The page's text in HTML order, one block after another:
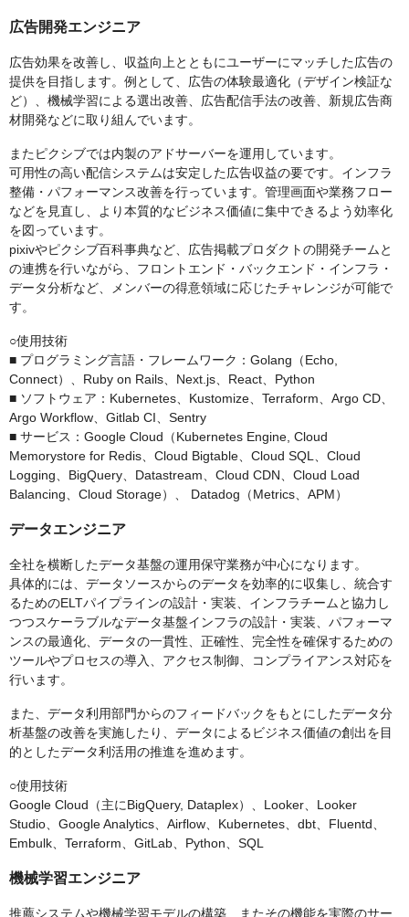
広告開発エンジニア
広告効果を改善し、収益向上とともにユーザーにマッチした広告の
提供を目指します。例として、広告の体験最適化（デザイン検証な
ど）、機械学習による選出改善、広告配信手法の改善、新規広告商
材開発などに取り組んでいます。
またピクシブでは内製のアドサーバーを運用しています。
可用性の高い配信システムは安定した広告収益の要です。インフラ
整備・パフォーマンス改善を行っています。管理画面や業務フロー
などを見直し、より本質的なビジネス価値に集中できるよう効率化
を図っています。
pixivやピクシブ百科事典など、広告掲載プロダクトの開発チームと
の連携を行いながら、フロントエンド・バックエンド・インフラ・
データ分析など、メンバーの得意領域に応じたチャレンジが可能で
す。
○使用技術
■ プログラミング言語・フレームワーク：Golang（Echo,
Connect）、Ruby on Rails、Next.js、React、Python
■ ソフトウェア：Kubernetes、Kustomize、Terraform、Argo CD、
Argo Workflow、Gitlab CI、Sentry
■ サービス：Google Cloud（Kubernetes Engine, Cloud
Memorystore for Redis、Cloud Bigtable、Cloud SQL、Cloud
Logging、BigQuery、Datastream、Cloud CDN、Cloud Load
Balancing、Cloud Storage）、 Datadog（Metrics、APM）
データエンジニア
全社を横断したデータ基盤の運用保守業務が中心になります。
具体的には、データソースからのデータを効率的に収集し、統合す
るためのELTパイプラインの設計・実装、インフラチームと協力し
つつスケーラブルなデータ基盤インフラの設計・実装、パフォーマ
ンスの最適化、データの一貫性、正確性、完全性を確保するための
ツールやプロセスの導入、アクセス制御、コンプライアンス対応を
行います。
また、データ利用部門からのフィードバックをもとにしたデータ分
析基盤の改善を実施したり、データによるビジネス価値の創出を目
的としたデータ利活用の推進を進めます。
○使用技術
Google Cloud（主にBigQuery, Dataplex）、Looker、Looker
Studio、Google Analytics、Airflow、Kubernetes、dbt、Fluentd、
Embulk、Terraform、GitLab、Python、SQL
機械学習エンジニア
推薦システムや機械学習モデルの構築、またその機能を実際のサー